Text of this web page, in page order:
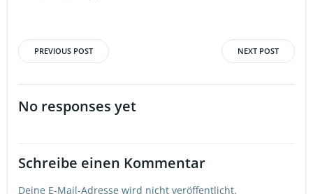
Beitragsnavigation
PREVIOUS POST NEXT POST
No responses yet
Schreibe einen Kommentar
Deine E-Mail-Adresse wird nicht veröffentlicht.